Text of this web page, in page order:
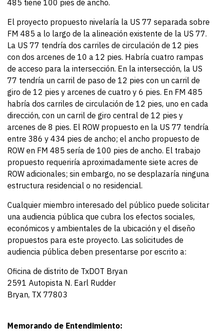
485 tiene 100 pies de ancho.
El proyecto propuesto nivelaría la US 77 separada sobre
FM 485 a lo largo de la alineación existente de la US 77.
La US 77 tendría dos carriles de circulación de 12 pies
con dos arcenes de 10 a 12 pies. Habría cuatro rampas
de acceso para la intersección. En la intersección, la US
77 tendría un carril de paso de 12 pies con un carril de
giro de 12 pies y arcenes de cuatro y 6 pies. En FM 485
habría dos carriles de circulación de 12 pies, uno en cada
dirección, con un carril de giro central de 12 pies y
arcenes de 8 pies. El ROW propuesto en la US 77 tendría
entre 386 y 434 pies de ancho; el ancho propuesto de
ROW en FM 485 sería de 100 pies de ancho. El trabajo
propuesto requeriría aproximadamente siete acres de
ROW adicionales; sin embargo, no se desplazaría ninguna
estructura residencial o no residencial.
Cualquier miembro interesado del público puede solicitar
una audiencia pública que cubra los efectos sociales,
económicos y ambientales de la ubicación y el diseño
propuestos para este proyecto. Las solicitudes de
audiencia pública deben presentarse por escrito a:
Oficina de distrito de TxDOT Bryan
2591 Autopista N. Earl Rudder
Bryan, TX 77803
Memorando de Entendimiento: